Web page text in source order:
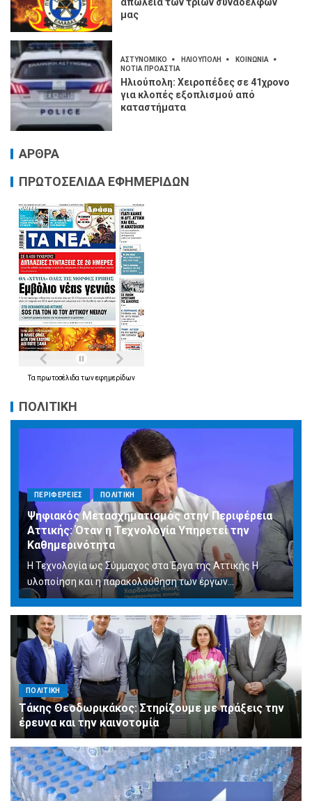
μας
ΑΣΤΥΝΟΜΙΚΟ ΗΛΙΟΥΠΟΛΗ
ΚΟΙΝΩΝΙΑ
ΝΟΤΙΑ ΠΡΟΑΣΤΙΑ
Ηλιούπολη: Χειροπέδες σε 41χρονο
για κλοπές εξοπλισμού από
καταστήματα
ΑΡΘΡΑ
ΠΡΩΤΟΣΕΛΙΔΑ ΕΦΗΜΕΡΙΔΩΝ
Τα πρωτοσέλιδα τωνεφημερίδων
ΠΟΛΙΤΙΚΗ
ΠΕΡΙΦΕΡΕΙΕΣ ΠΟΛΙΤΙΚΗ
Ψηφιακός Μετασχηματισμός στην Περιφέρεια
Αττικής: Όταν η Τεχνολογία Υπηρετεί την
Καθημερινότητα
Η Τεχνολογία ως Σύμμαχος στα Έργα της Αττικής Η
υλοποίηση και η παρακολούθηση των έργων...
ΠΟΛΙΤΙΚΗ
Τάκης Θεοδωρικάκος: Στηρίζουμε με πράξεις την
έρευνα και την καινοτομία